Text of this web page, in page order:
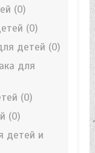
(0)
(0)
детей (0)
для
(0)
(0)
детей и